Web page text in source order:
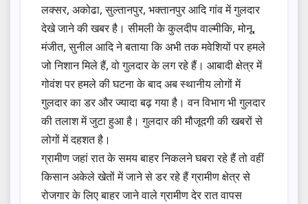
लक्सर, अकोढा, सुल्तानपुर, भक्तानपुर आदि गांव में गुलदार
देखे जाने की खबर है। सीमली के कुलदीप वाल्मीकि, मोनू,
मंजीत, सुनील आदि ने बताया कि अभी तक मवेशियों पर हमले
जो निशान मिले हैं, वो गुलदार के लग रहे हैं। आबादी क्षेत्र में
गोवंश पर हमले की घटना के बाद अब स्थानीय लोगों में
गुलदार का डर और ज्यादा बढ़ गया है। वन विभाग भी गुलदार
की तलाश में जुटा हुआ है। गुलदार की मौजूदगी की खबरों से
लोगों में दहशत है।
ग्रामीण जहां रात के समय बाहर निकलने घबरा रहे हैं तो वहीं
किसान अकेले खेतों में जाने से डर रहे हैं ग्रामीण क्षेत्र से
रोजगार के लिए बाहर जाने वाले ग्रामीण देर रात वापस